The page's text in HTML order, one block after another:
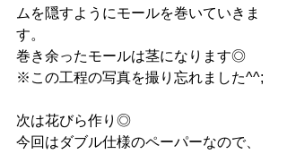
ムを隠すようにモールを巻いていきま
す。
巻き余ったモールは茎になります◎
※この工程の写真を撮り忘れました^^;
次は花びら作り◎
今回はダブル仕様のペーパーなので、